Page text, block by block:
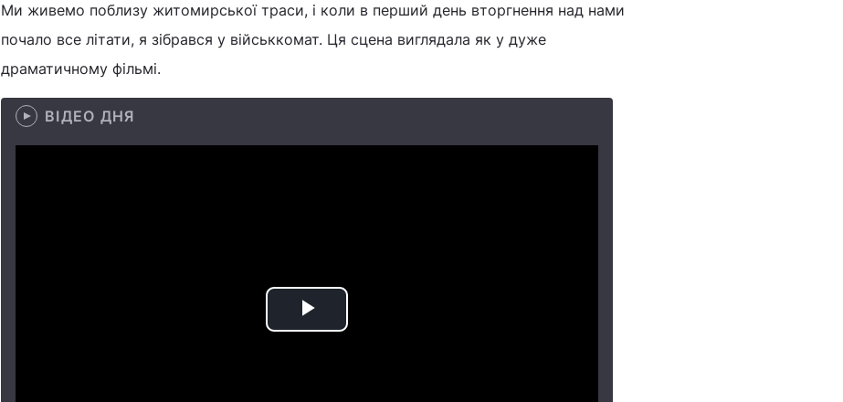
Ми живемо поблизу житомирської траси, і коли в перший день вторгнення над нами
почало все літати, я зібрався у військкомат. Ця сцена виглядала як у дуже
драматичному фільмі.
ВІДЕО ДНЯ
Play